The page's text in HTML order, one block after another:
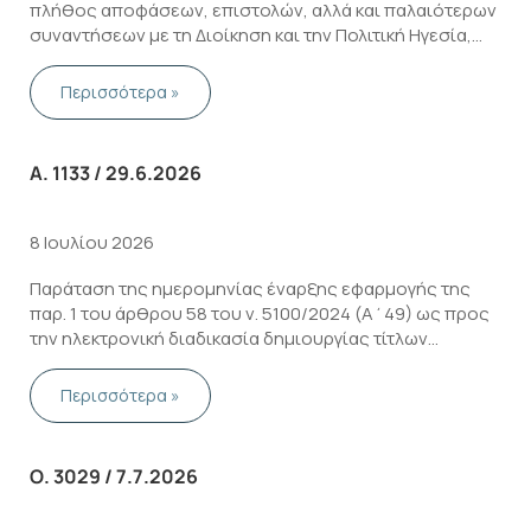
πλήθος αποφάσεων, επιστολών, αλλά και παλαιότερων
συναντήσεων με τη Διοίκηση και την Πολιτική Ηγεσία,
έχει αναδείξει τα τεράστια προβλήματα του πλαισίου
διεξαγωγής των προληπτικών ελέγχων και στην
εντατικοποίηση που επιβάλλεται σε όλα …
Περισσότερα »
Α. 1133 / 29.6.2026
8 Ιουλίου 2026
Παράταση της ημερομηνίας έναρξης εφαρμογής της
παρ. 1 του άρθρου 58 του ν. 5100/2024 (Α΄49) ως προς
την ηλεκτρονική διαδικασία δημιουργίας τίτλων
βεβαίωσης εσόδων υπέρ του Δημοσίου και τρίτων στη
Φορολογική Διοίκηση και Ατομικών Φύλλων Έκπτωσης
ήδη βεβαιωθέντων εσόδων από …
Περισσότερα »
Ο. 3029 / 7.7.2026